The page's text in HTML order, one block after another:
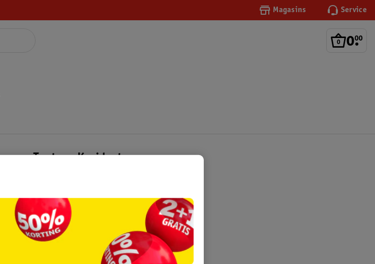
Magasins Service
0.
00
Tout sur Kruidvat
Formule commerciale
Coordonnées de l’entreprise
Plus durable